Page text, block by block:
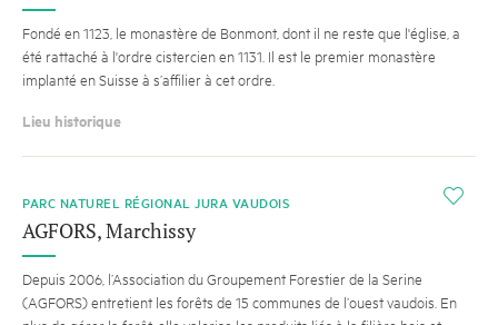
Fondé en 1123, le monastère de Bonmont, dont il ne reste que l'église, a
été rattaché à l'ordre cistercien en 1131. Il est le premier monastère
implanté en Suisse à s’affilier à cet ordre.
Lieu historique
i
PARC NATUREL RÉGIONAL JURA VAUDOIS
AGFORS, Marchissy
Depuis 2006, l’Association du Groupement Forestier de la Serine
(AGFORS) entretient les forêts de 15 communes de l’ouest vaudois. En